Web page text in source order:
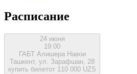
Расписание
24 июня
19:00
ГАБТ Алишера Навои
Ташкент, ул. Зарафшан, 28
купить билетот 110 000 UZS